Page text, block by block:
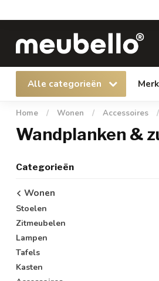
Alle categorieën
Home / Wonen / Accessoires /
Wandplanken &
Categorieën
Wonen
Stoelen
Zitmeubelen
Lampen
Tafels
Kasten